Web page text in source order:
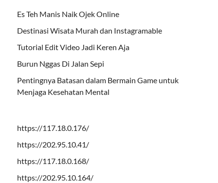
Es Teh Manis Naik Ojek Online
Destinasi Wisata Murah dan Instagramable
Tutorial Edit Video Jadi Keren Aja
Burun Nggas Di Jalan Sepi
Pentingnya Batasan dalam Bermain Game untuk
Menjaga Kesehatan Mental
https://117.18.0.176/
https://202.95.10.41/
https://117.18.0.168/
https://202.95.10.164/